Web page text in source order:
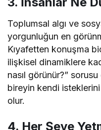
Toplumsal algı ve
yorgunluğun en
Kıyafetten konuşma
ilişkisel dinamiklere
nasıl görünür?”
bireyin kendi
olur.
4. Her Şeye